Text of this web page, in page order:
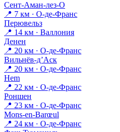
Сент-Аман-лез-О
📍 7 км · О-де-Франс
Перювельз
📍 14 км · Валлония
Денен
📍 20 км · О-де-Франс
Вильнёв-д’Аск
📍 20 км · О-де-Франс
Hem
📍 22 км · О-де-Франс
Роншен
📍 23 км · О-де-Франс
Mons-en-Barœul
📍 24 км · О-де-Франс